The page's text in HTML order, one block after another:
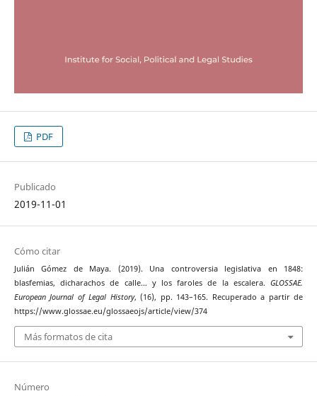
PDF
Publicado
2019-11-01
Cómo citar
Julián Gómez de Maya. (2019). Una controversia legislativa en 1848:
blasfemias, dicharachos de calle… y los faroles de la escalera.GLOSSAE.
European Journal of Legal History, (16), pp. 143–165. Recuperado a partir de
https://www.glossae.eu/glossaeojs/article/view/374
Más formatos de cita
Número